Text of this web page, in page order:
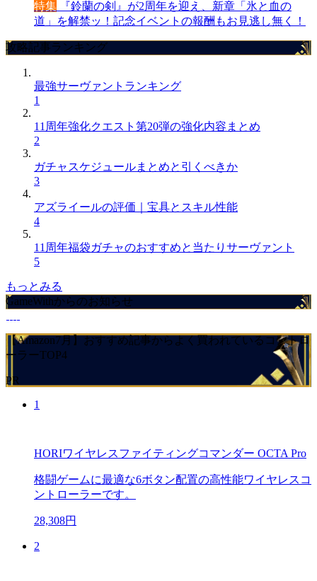
特集 『鈴蘭の剣』が2周年を迎え、新章「氷と血の
道」を解禁ッ！記念イベントの報酬もお見逃し無く！
攻略記事ランキング
最強サーヴァントランキング
1
11周年強化クエスト第20弾の強化内容まとめ
2
ガチャスケジュールまとめと引くべきか
3
アズライールの評価｜宝具とスキル性能
4
11周年福袋ガチャのおすすめと当たりサーヴァント
5
もっとみる
GameWithからのお知らせ
【Amazon7月】おすすめ記事からよく買われているコントロ
ーラーTOP4
PR
1
HORIワイヤレスファイティングコマンダー OCTA Pro
格闘ゲームに最適な6ボタン配置の高性能ワイヤレスコ
ントローラーです。
28,308円
2